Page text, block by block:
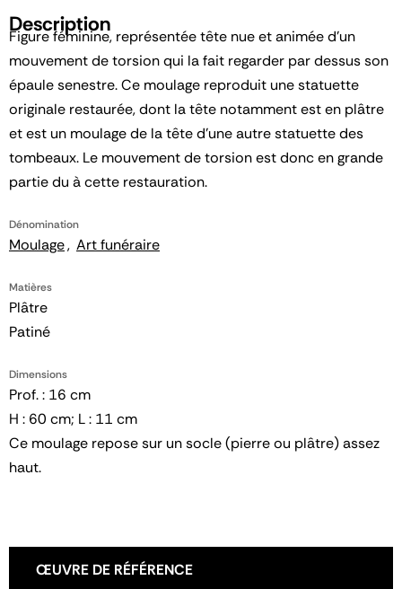
Description
Figure féminine, représentée tête nue et animée d'un
mouvement de torsion qui la fait regarder par dessus son
épaule senestre. Ce moulage reproduit une statuette
originale restaurée, dont la tête notamment est en plâtre
et est un moulage de la tête d'une autre statuette des
tombeaux. Le mouvement de torsion est donc en grande
partie du à cette restauration.
Dénomination
Moulage Art funéraire
Matières
Plâtre
Patiné
Dimensions
Prof. : 16 cm
H : 60 cm; L : 11 cm
Ce moulage repose sur un socle (pierre ou plâtre) assez
haut.
ŒUVRE DE RÉFÉRENCE